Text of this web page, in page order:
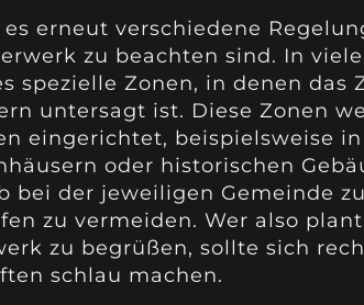
erneut verschiedene
zu beachten sind. In
spezielle Zonen, in denen das
untersagt ist. Diese Zonen
eingerichtet, beispielsweise
oder historischen
bei der jeweiligen Gemeinde
zu vermeiden. Wer also
zu begrüßen, sollte sich
schlau machen.